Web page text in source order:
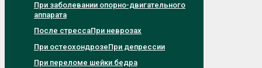
При заболевании опорно-двигательного
аппарата
После стрессаПри неврозах
При остеохондрозеПри депрессии
При переломе шейки бедра